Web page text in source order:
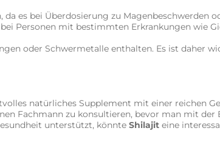
es bei Überdosierung zu Magenbeschwerden
Personen mit bestimmten Erkrankungen wie
oder Schwermetalle enthalten. Es ist daher
natürliches Supplement mit einer reichen
Fachmann zu konsultieren, bevor man mit
unterstützt, könnte Shilajit eine